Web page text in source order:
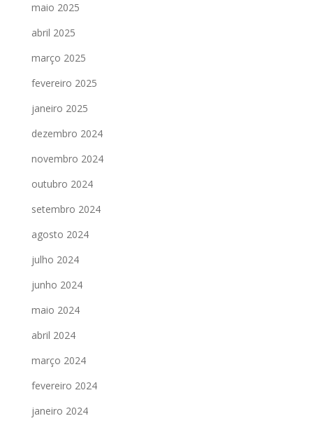
maio 2025
abril 2025
março 2025
fevereiro 2025
janeiro 2025
dezembro 2024
novembro 2024
outubro 2024
setembro 2024
agosto 2024
julho 2024
junho 2024
maio 2024
abril 2024
março 2024
fevereiro 2024
janeiro 2024